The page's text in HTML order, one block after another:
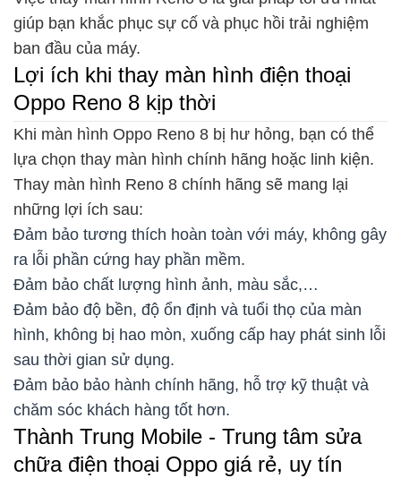
giúp bạn khắc phục sự cố và phục hồi trải nghiệm
ban đầu của máy.
Lợi ích khi thay màn hình điện thoại
Oppo Reno 8 kịp thời
Khi màn hình Oppo Reno 8 bị hư hỏng, bạn có thể
lựa chọn thay màn hình chính hãng hoặc linh kiện.
Thay màn hình Reno 8 chính hãng sẽ mang lại
những lợi ích sau:
Đảm bảo tương thích hoàn toàn với máy, không gây
ra lỗi phần cứng hay phần mềm.
Đảm bảo chất lượng hình ảnh, màu sắc,…
Đảm bảo độ bền, độ ổn định và tuổi thọ của màn
hình, không bị hao mòn, xuống cấp hay phát sinh lỗi
sau thời gian sử dụng.
Đảm bảo bảo hành chính hãng, hỗ trợ kỹ thuật và
chăm sóc khách hàng tốt hơn.
Thành Trung Mobile - Trung tâm sửa
chữa điện thoại Oppo giá rẻ, uy tín